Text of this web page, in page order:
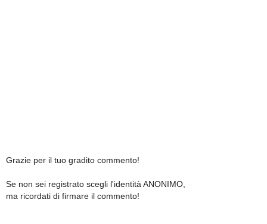
Grazie per il tuo gradito commento!
Se non sei registrato scegli l'identità ANONIMO,
ma ricordati di firmare il commento!